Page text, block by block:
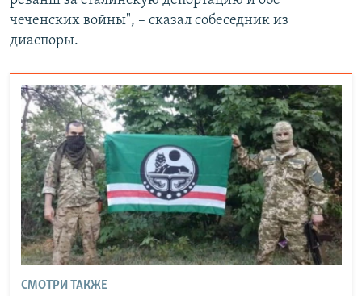
чеченских войны", – сказал собеседник из
диаспоры.
СМОТРИ ТАКЖЕ